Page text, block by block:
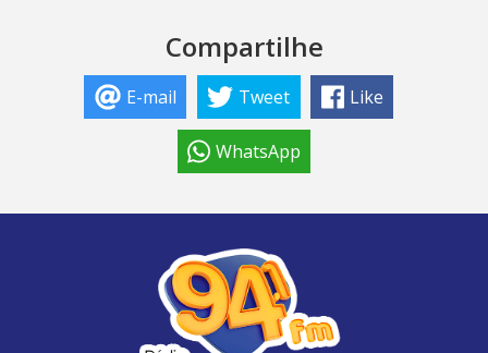
Compartilhe
E-mail Tweet Like
WhatsApp